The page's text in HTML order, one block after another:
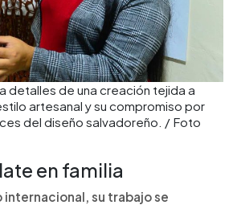
detalles de una creación tejida a
artesanal y su compromiso por
del diseño salvadoreño. / Foto
en familia
su trabajo se